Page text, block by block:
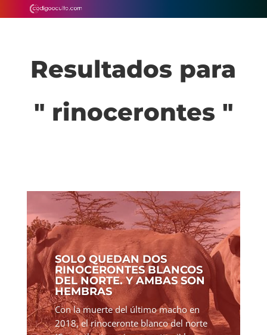
Resultados para
" rinocerontes "
SOLO QUEDAN DOS
RINOCERONTES BLANCOS
DEL NORTE. Y AMBAS SON
HEMBRAS
Con la muerte del último macho en
2018, el rinoceronte blanco del norte